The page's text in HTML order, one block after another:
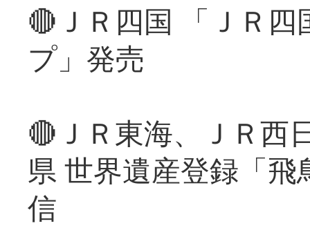
🔴ＪＲ四国 「ＪＲ
プ」発売
🔴ＪＲ東海、ＪＲ西
県 世界遺産登録「
信